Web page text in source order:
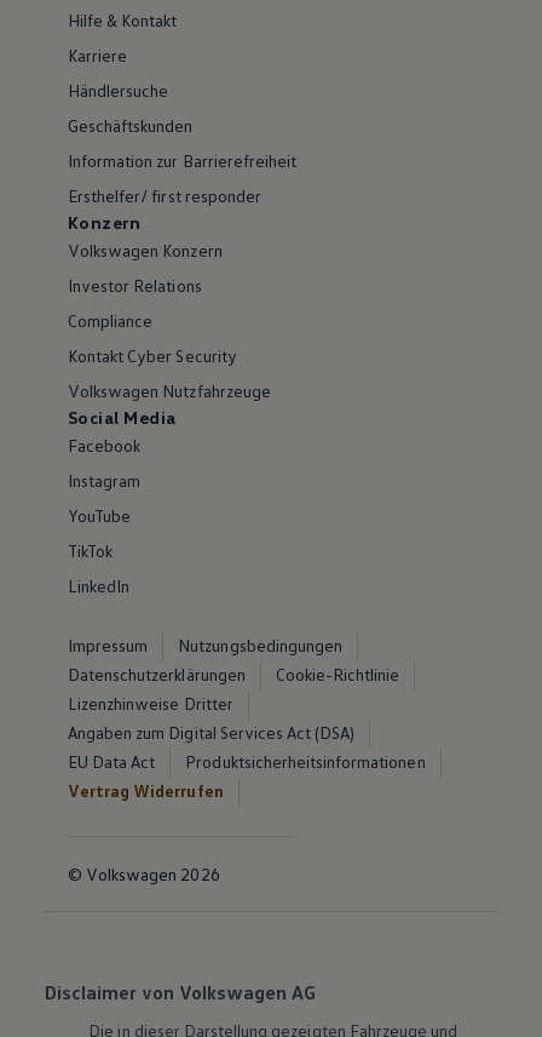
Hilfe & Kontakt
Karriere
Händlersuche
Geschäftskunden
Information zur Barrierefreiheit
Ersthelfer/ first responder
Konzern
Volkswagen Konzern
Investor Relations
Compliance
Kontakt Cyber Security
Volkswagen Nutzfahrzeuge
Social Media
Facebook
Instagram
YouTube
TikTok
LinkedIn
Impressum
Nutzungsbedingungen
Datenschutzerklärungen
Cookie-Richtlinie
Lizenzhinweise Dritter
Angaben zum Digital Services Act (DSA)
EU Data Act
Produktsicherheitsinformationen
Vertrag Widerrufen
© Volkswagen 2026
Disclaimer von Volkswagen AG
Die in dieser Darstellung gezeigten Fahrzeuge und